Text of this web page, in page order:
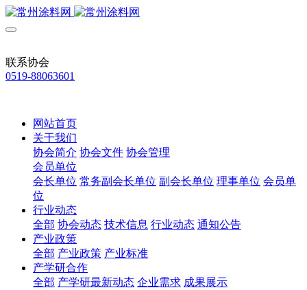
联系协会
0519-88063601
网站首页
关于我们
协会简介 协会文件 协会管理
会员单位
会长单位 常务副会长单位 副会长单位 理事单位 会员单
位
行业动态
全部 协会动态 技术信息 行业动态 通知公告
产业政策
全部 产业政策 产业标准
产学研合作
全部 产学研最新动态 企业需求 成果展示